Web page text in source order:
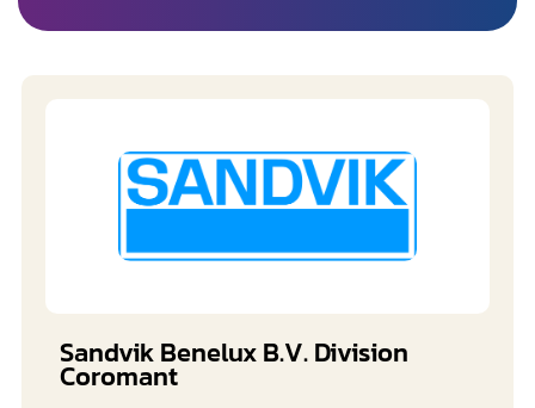
Sandvik Benelux B.V. Division
Coromant